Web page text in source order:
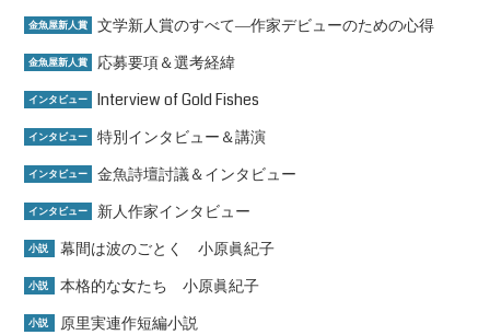
金魚屋新人賞 文学新人賞のすべて―作家デビューのための心得
金魚屋新人賞 応募要項＆選考経緯
インタビュー Interview of Gold Fishes
インタビュー 特別インタビュー＆講演
インタビュー 金魚詩壇討議＆インタビュー
インタビュー 新人作家インタビュー
小説 幕間は波のごとく 小原眞紀子
小説 本格的な女たち 小原眞紀子
小説 原里実連作短編小説